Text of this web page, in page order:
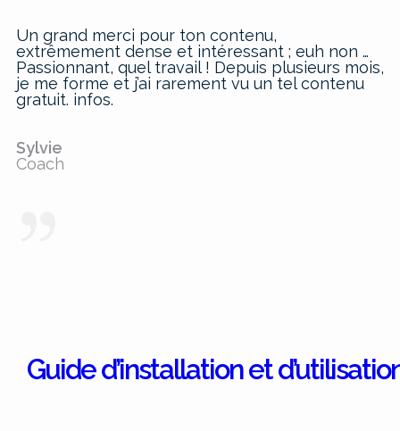
Un grand merci pour ton contenu,
extrêmement dense et intéressant ; euh non …
Passionnant, quel travail ! Depuis plusieurs mois,
je me forme et j’ai rarement vu un tel contenu
gratuit. infos.
Sylvie
Coach
Guide d’installation et